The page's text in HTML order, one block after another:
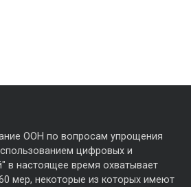
ООН по вопросам упрощения
цифровых и
в настоящее время охватывает
мер, некоторые из которых имеют